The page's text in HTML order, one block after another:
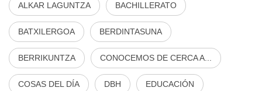
ALKAR LAGUNTZA BACHILLERATO
BATXILERGOA BERDINTASUNA
BERRIKUNTZA CONOCEMOS DE CERCA A...
COSAS DEL DÍA DBH EDUCACIÓN